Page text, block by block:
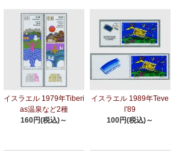
イスラエル 1979年Tiberi
as温泉など2種
160円(税込)～
イスラエル 1989年Teve
l'89
100円(税込)～